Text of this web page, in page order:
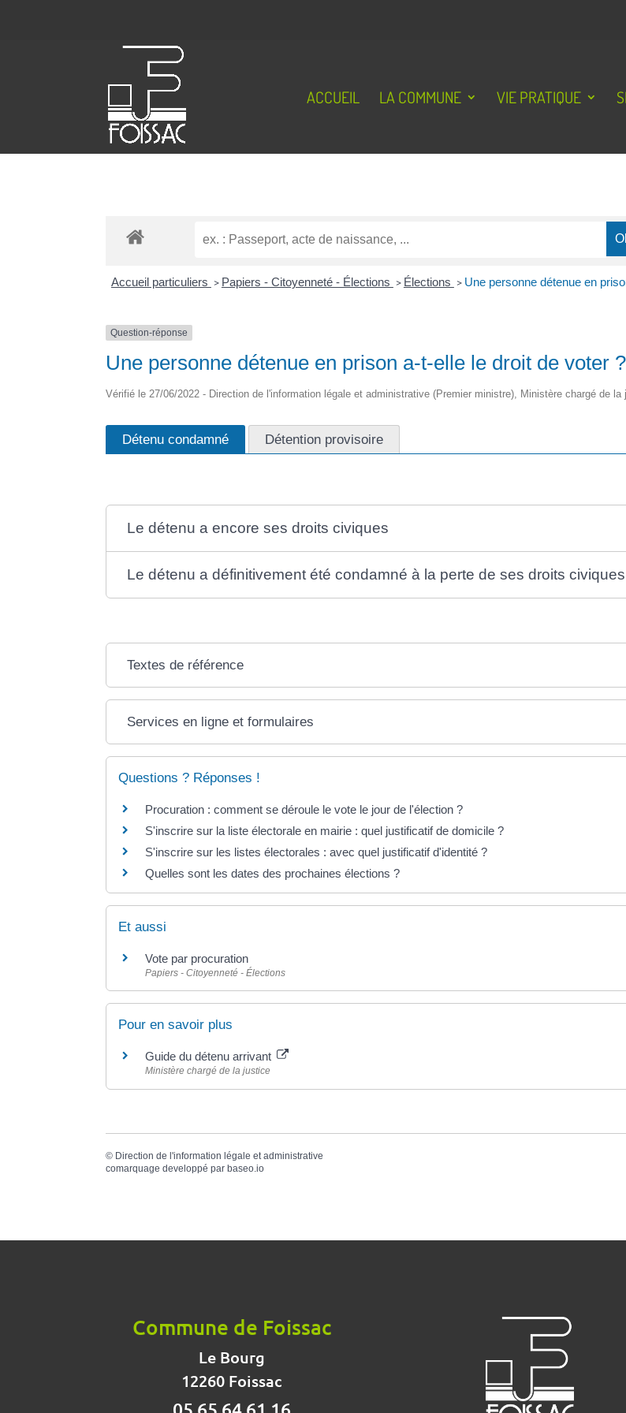
ACCUEIL LA COMMUNE VIE PRATIQUE
Accueil particuliers > Papiers - Citoyenneté - Élections > Élections > Une personne détenue en
Question-réponse
Une personne détenue en prison a-t-elle le droit de voter ?
Vérifié le 27/06/2022 - Direction de l'information légale et administrative (Premier ministre), Ministère chargé de la
Détenu condamné Détention provisoire
Le détenu a encore ses droits civiques
Le détenu a définitivement été condamné à la perte de ses droits civiques
Textes de référence
Services en ligne et formulaires
Questions ? Réponses !
Procuration : comment se déroule le vote le jour de l'élection ?
S'inscrire sur la liste électorale en mairie : quel justificatif de domicile ?
S'inscrire sur les listes électorales : avec quel justificatif d'identité ?
Quelles sont les dates des prochaines élections ?
Et aussi
Vote par procuration
Papiers - Citoyenneté - Élections
Pour en savoir plus
Guide du détenu arrivant
Ministère chargé de la justice
© Direction de l'information légale et administrative
comarquage developpé parbaseo.io
Commune de Foissac
Le Bourg
12260 Foissac